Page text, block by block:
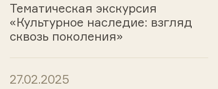
Тематическая экскурсия
«Культурное наследие: взгляд
сквозь поколения»
27.02.2025